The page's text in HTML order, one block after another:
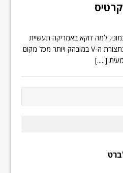
למה דוקא באמריקה תעשיית
האופנועים התחברה למנועים בתצורת ה-V במובהק ויותר מכל מקום
[.....]